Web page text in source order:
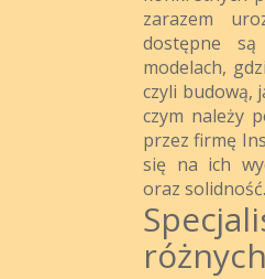
zarazem
dostępne
modelach,
czyli budową,
czym należy
przez firmę
się na ich
oraz solidność.